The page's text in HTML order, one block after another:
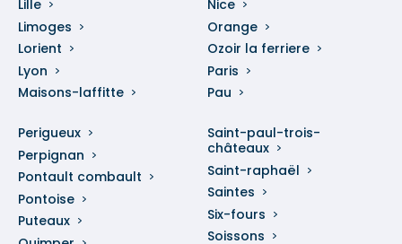
Lille
Limoges
Lorient
Lyon
Maisons-laffitte
Nice
Orange
Ozoir la ferriere
Paris
Pau
Perigueux
Perpignan
Pontault combault
Pontoise
Puteaux
Saint-paul-trois-
châteaux
Saint-raphaël
Saintes
Six-fours
Soissons